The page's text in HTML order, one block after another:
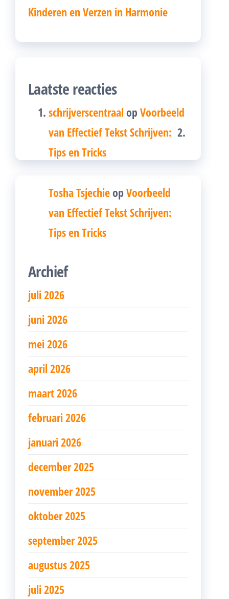
Kinderen en Verzen in Harmonie
Laatste reacties
schrijverscentraal op Voorbeeld
van Effectief Tekst Schrijven:
Tips en Tricks
Tosha Tsjechieop Voorbeeld
van Effectief Tekst Schrijven:
Tips en Tricks
Archief
juli 2026
juni 2026
mei 2026
april 2026
maart 2026
februari 2026
januari 2026
december 2025
november 2025
oktober 2025
september 2025
augustus 2025
juli 2025